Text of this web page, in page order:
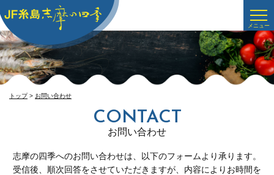
トップ> お問い合わせ
CONTACT
お問い合わせ
志摩の四季へのお問い合わせは、以下のフォームより承ります。
受信後、順次回答をさせていただきますが、内容によりお時間を